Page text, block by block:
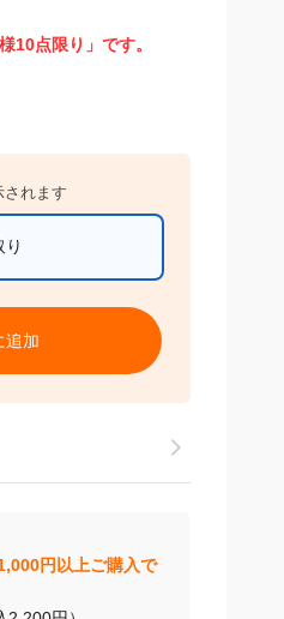
10点限り」です。
れます
追加
円以上ご購入で